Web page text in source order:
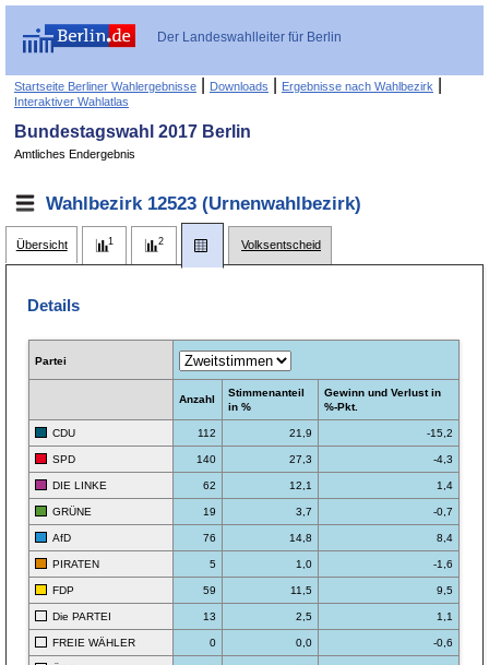
Der Landeswahlleiter für Berlin
Startseite Berliner Wahlergebnisse Downloads Ergebnisse nach Wahlbezirk
Interaktiver Wahlatlas
Bundestagswahl 2017 Berlin
Amtliches Endergebnis
Wahlbezirk 12523 (Urnenwahlbezirk)
Übersicht Volksentscheid
Details
Partei
Anzahl
Stimmen­anteil
in %
Gewinn und Verlust in
%-Pkt.
CDU 112 21,9 -15,2
SPD 140 27,3 -4,3
DIE LINKE 62 12,1 1,4
GRÜNE 19 3,7 -0,7
AfD 76 14,8 8,4
PIRATEN 5 1,0 -1,6
FDP 59 11,5 9,5
Die PARTEI 13 2,5 1,1
FREIE WÄHLER 0 0,0 -0,6